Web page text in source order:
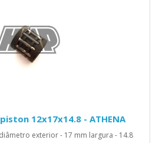
12x17x14.8 - ATHENA
exterior - 17 mm largura - 14.8